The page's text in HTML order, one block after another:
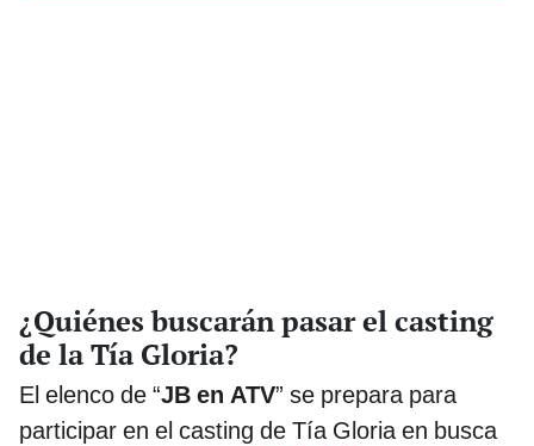
¿Quiénes buscarán pasar el casting
de la Tía Gloria?
El elenco de “JB en ATV” se prepara para
participar en el casting de Tía Gloria en busca